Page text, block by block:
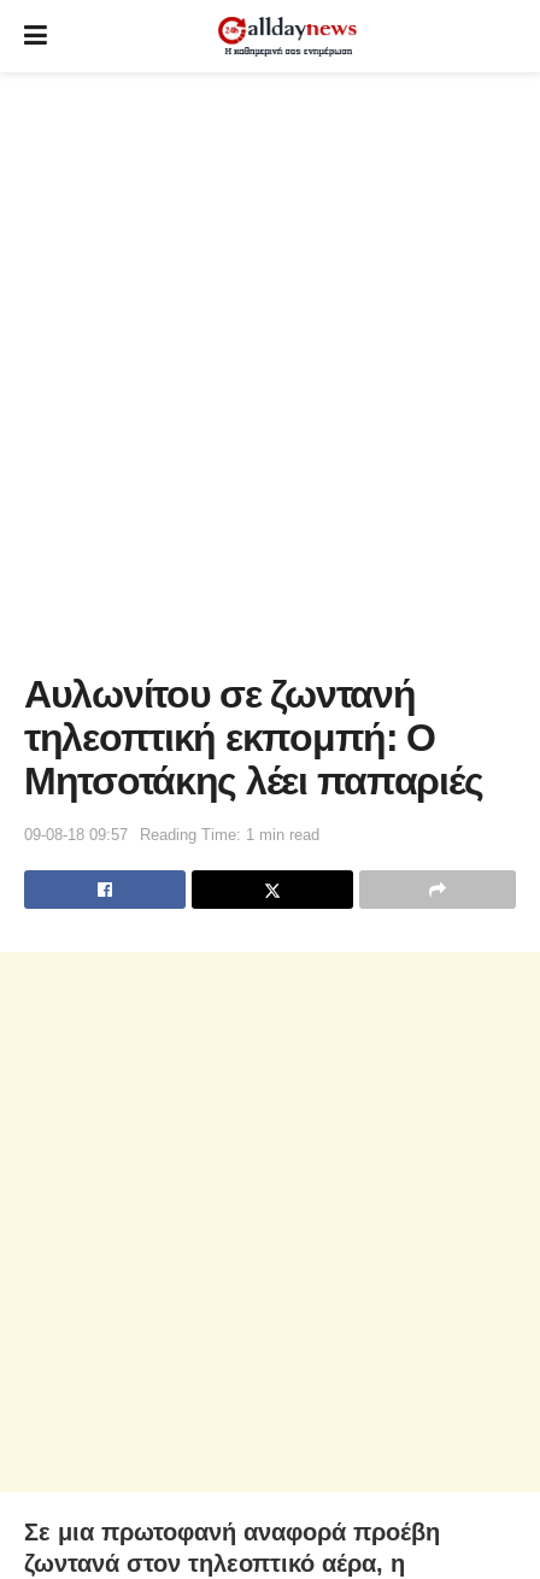
Αυλωνίτου σε ζωντανή
τηλεοπτική εκπομπή: Ο
Μητσοτάκης λέει παπαριές
09-08-18 09:57 Reading Time: 1 min read
Σε μια πρωτοφανή αναφορά προέβη
ζωντανά στον τηλεοπτικό αέρα, η